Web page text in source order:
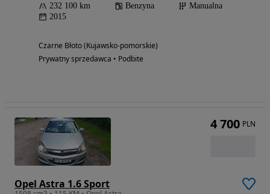
232 100 km Benzyna
Manualna
2015
Czarne Błoto (Kujawsko-pomorskie)
Prywatny sprzedawca • Podbite
Opel Astra 1.6 Sport
4 700 PLN